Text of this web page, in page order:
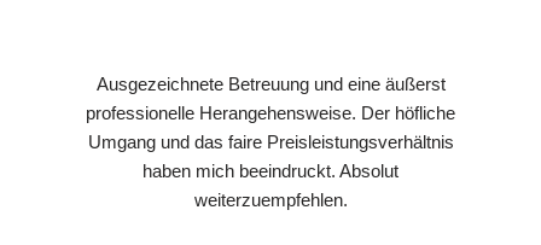
Ausgezeichnete Betreuung und eine äußerst
professionelle Herangehensweise. Der höfliche
Umgang und das faire Preisleistungsverhältnis
haben mich beeindruckt. Absolut
weiterzuempfehlen.